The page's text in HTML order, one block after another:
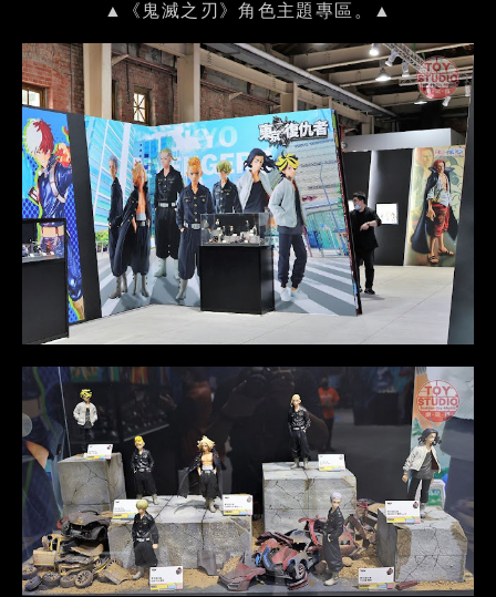
▲《鬼滅之刃》角色主題專區。▲